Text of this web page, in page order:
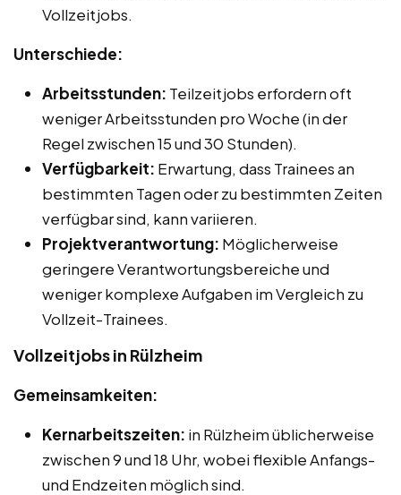
Vollzeitjobs.
Unterschiede:
Arbeitsstunden: Teilzeitjobs erfordern oft
weniger Arbeitsstunden pro Woche (in der
Regel zwischen 15 und 30 Stunden).
Verfügbarkeit: Erwartung, dass Trainees an
bestimmten Tagen oder zu bestimmten Zeiten
verfügbar sind, kann variieren.
Projektverantwortung: Möglicherweise
geringere Verantwortungsbereiche und
weniger komplexe Aufgaben im Vergleich zu
Vollzeit-Trainees.
Vollzeitjobs in Rülzheim
Gemeinsamkeiten:
Kernarbeitszeiten: in Rülzheim üblicherweise
zwischen 9 und 18 Uhr, wobei flexible Anfangs-
und Endzeiten möglich sind.